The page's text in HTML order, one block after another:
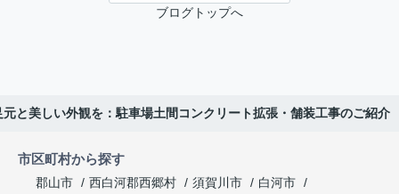
ブログトップへ
元と美しい外観を：駐車場土間コンクリート拡張・舗装工事のご紹介
市区町村から探す
郡山市
西白河郡西郷村 須賀川市
白河市